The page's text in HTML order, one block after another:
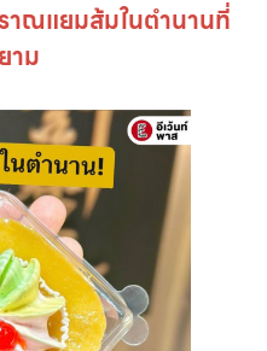
าณแยมส้มในตำนานที่
าม